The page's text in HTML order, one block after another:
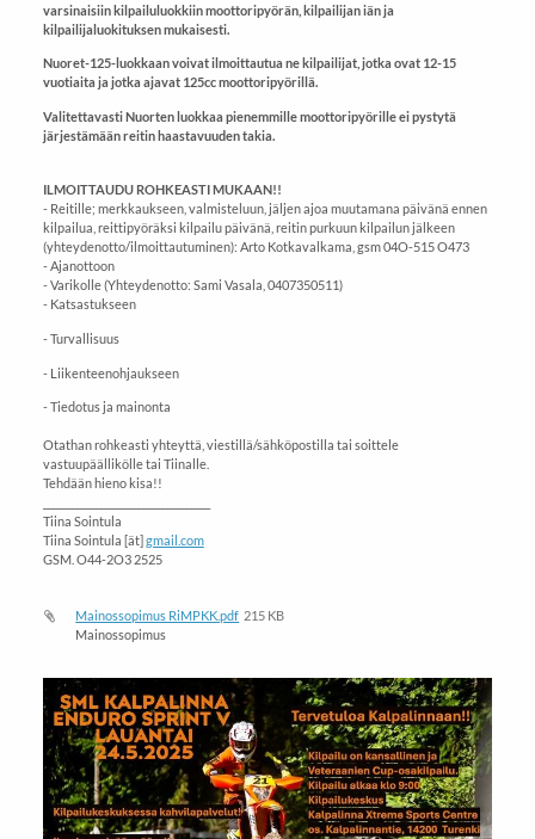
varsinaisiin kilpailuluokkiin moottoripyörän, kilpailijan iän ja
kilpailijaluokituksen mukaisesti.
Nuoret-125-luokkaan voivat ilmoittautua ne kilpailijat, jotka ovat 12-15
vuotiaita ja jotka ajavat 125cc moottoripyörillä.
Valitettavasti Nuorten luokkaa pienemmille moottoripyörille ei pystytä
järjestämään reitin haastavuuden takia.
ILMOITTAUDU ROHKEASTI MUKAAN!!
- Reitille; merkkaukseen, valmisteluun, jäljen ajoa muutamana päivänä ennen
kilpailua, reittipyöräksi kilpailu päivänä, reitin purkuun kilpailun jälkeen
(yhteydenotto/ilmoittautuminen): Arto Kotkavalkama, gsm 04O-515 O473
- Ajanottoon
- Varikolle (Yhteydenotto: Sami Vasala, 0407350511)
- Katsastukseen
- Turvallisuus
- Liikenteenohjaukseen
- Tiedotus ja mainonta
Otathan rohkeasti yhteyttä, viestillä/sähköpostilla tai soittele
vastuupäällikölle tai Tiinalle.
Tehdään hieno kisa!!
Tiina Sointula
Tiina Sointula [ät] gmail.com
GSM. O44-2O3 2525
Mainossopimus RiMPKK.pdf 215 KB
Mainossopimus